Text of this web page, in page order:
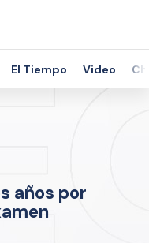
El Tiempo Video
años por